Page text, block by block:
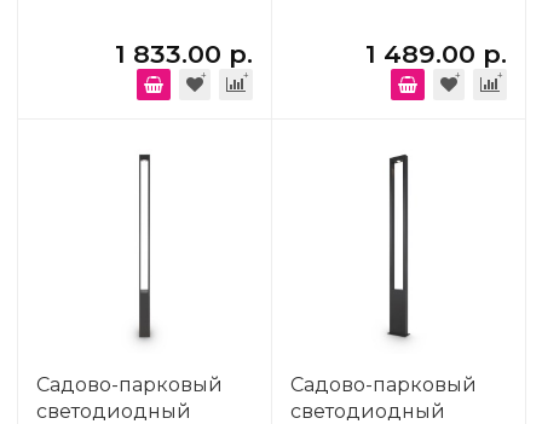
1 833.00 р. 1 489.00 р.
Садово-парковый
светодиодный
Садово-парковый
светодиодный